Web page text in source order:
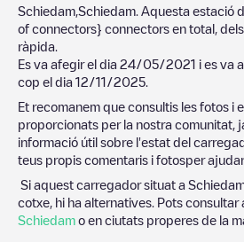
Schiedam Schiedam . Aquesta estació
of connectors} connectors en total,
ràpida.
Es va afegir el dia 24/05/2021 i es va
cop el dia 12/11/2025
Et recomanem que consultis les fotos i
proporcionats per la nostra comunitat,
informació útil sobre l'estat del
teus propis comentaris i fotosper ajudar
Si aquest carregador situat a
cotxe, hi ha alternatives. Pots
Schiedam o en ciutats properes de la